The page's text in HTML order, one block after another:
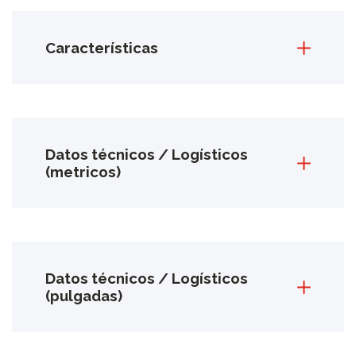
Características
Datos técnicos / Logísticos
(metricos)
Datos técnicos / Logísticos
(pulgadas)